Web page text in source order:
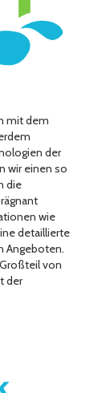
mit dem
der
wir einen so
die
wie
detaillierte
Angeboten.
von
der